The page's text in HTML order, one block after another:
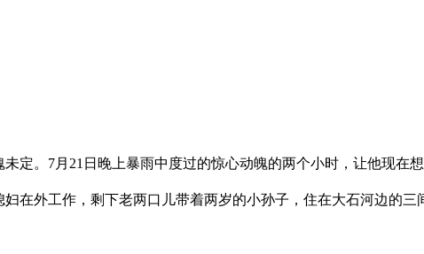
。7月21日晚上暴雨中度过的惊心动魄的两个小时，让他现在想
外工作，剩下老两口儿带着两岁的小孙子，住在大石河边的三